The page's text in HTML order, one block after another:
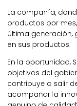
La compañía,
productos por
última generación,
en sus productos.
En la oportunidad,
objetivos del
contribuye a salir
acompañar la